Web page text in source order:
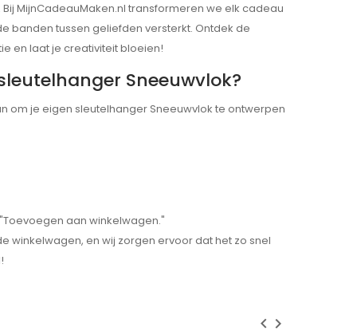
MijnCadeauMaken.nl transformeren we elk cadeau
banden tussen geliefden versterkt. Ontdek de
en laat je creativiteit bloeien!
Sneeuwvlok?
om je eigen sleutelhanger Sneeuwvlok te ontwerpen
aan winkelwagen."
winkelwagen, en wij zorgen ervoor dat het zo snel
keyboard_arrow_left keyboard_arrow_right